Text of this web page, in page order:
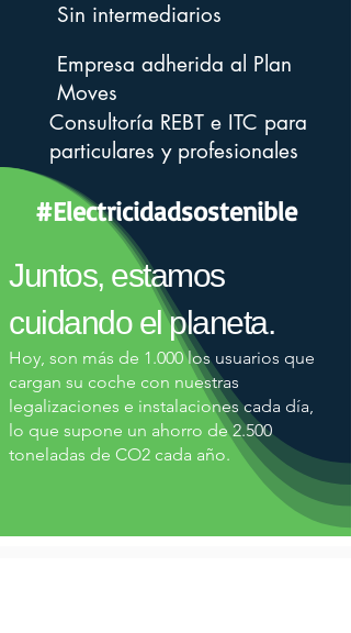
Sin intermediarios
Empresa adherida al Plan
Moves
Consultoría REBT e ITC para
particulares y profesionales
#Electricidadsostenible
Juntos, estamos
cuidando el planeta.
Hoy, son más de 1.000 los usuarios que
cargan su coche con nuestras
legalizaciones e instalaciones cada día,
lo que supone un ahorro de 2.500
toneladas de CO2 cada año.